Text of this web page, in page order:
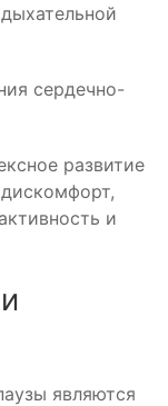
сердечно-
развитие
и
являются